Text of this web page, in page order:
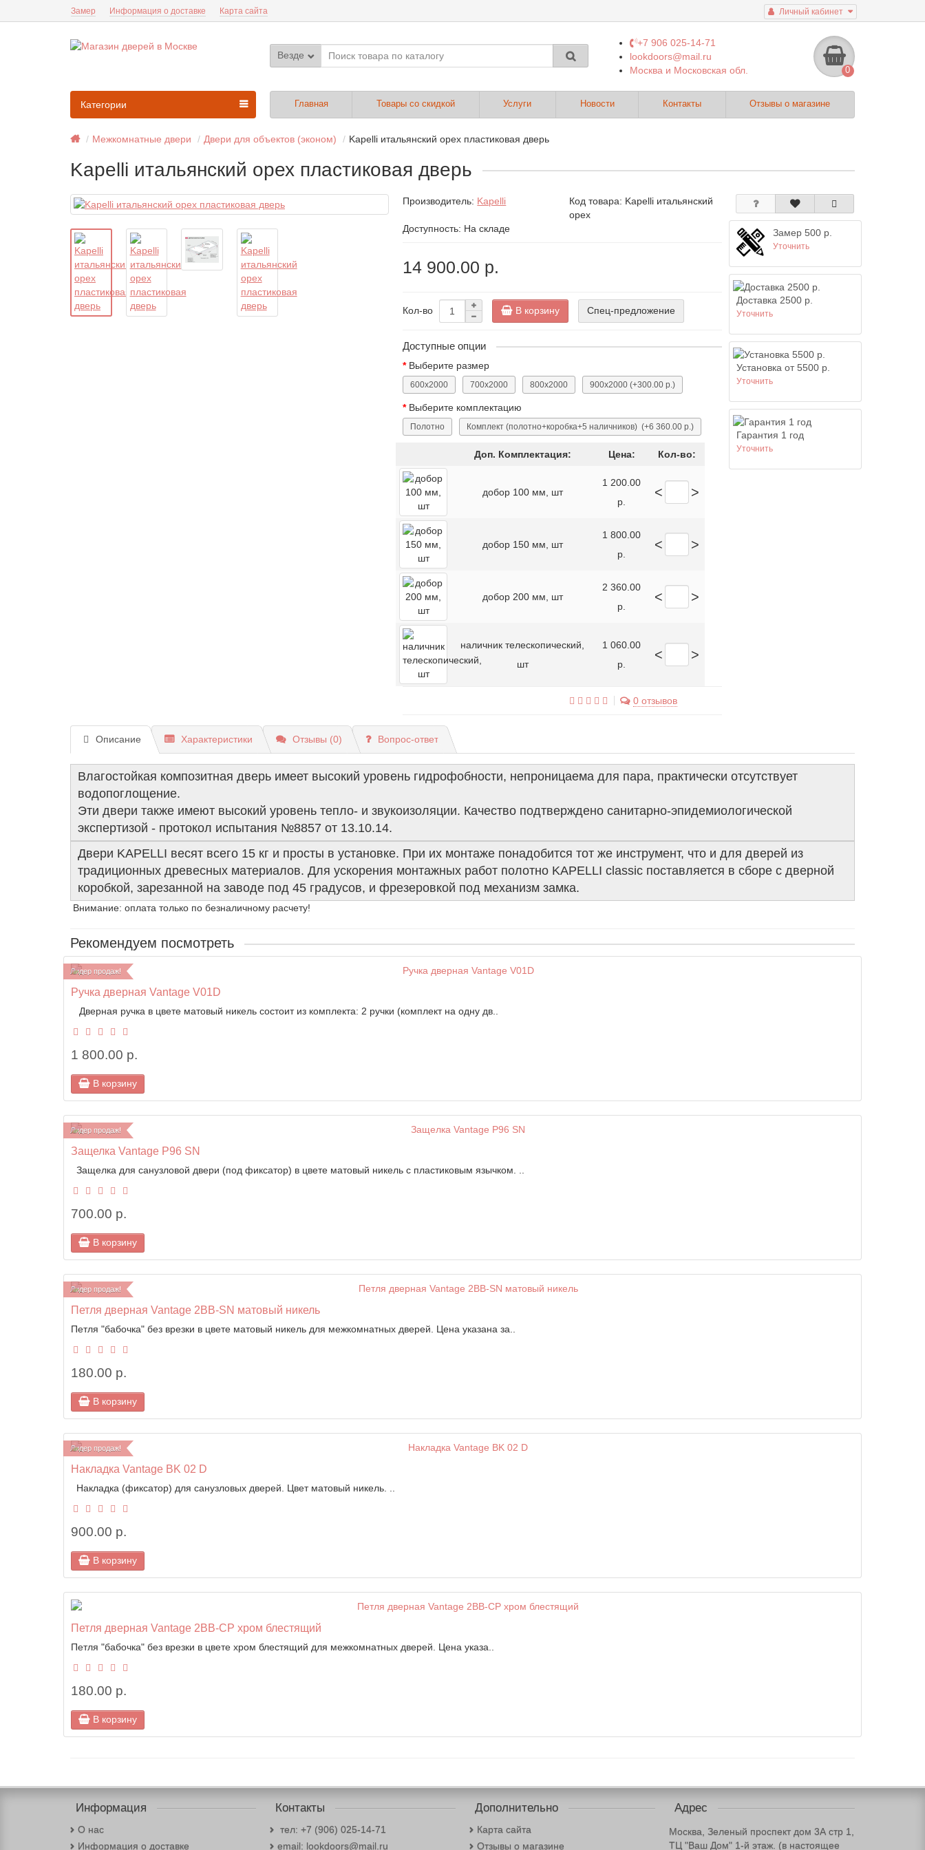
Личный кабинет
Замер Информация о доставке Карта сайта
+7 906 025-14-71
lookdoors@mail.ru
Москва и Московская обл.
0
Везде
Главная Товары со скидкой Услуги Новости Контакты Отзывы о магазине
Категории
Межкомнатные двери Двери для объектов (эконом) Kapelli итальянский орех пластиковая дверь
Kapelli итальянский орех пластиковая дверь
Производитель: Kapelli Код товара: Kapelli итальянский
орех
Доступность: На складе
14 900.00 р.
Кол-во В корзину Спец-предложение
Доступные опции
Выберите размер
600x2000 700x2000 800x2000 900x2000 (+300.00 р.)
Выберите комплектацию
Полотно Комплект (полотно+коробка+5 наличников) (+6 360.00 р.)
Доп. Комплектация: Цена: Кол-во:
добор 100 мм, шт
1 200.00
р.
< >
добор 150 мм, шт
1 800.00
р.
< >
добор 200 мм, шт
2 360.00
р.
< >
наличник телескопический,
шт
1 060.00
р.
< >
0 отзывов
Замер 500 р.
Уточнить
Доставка 2500 р.
Уточнить
Установка от 5500 р.
Уточнить
Гарантия 1 год
Уточнить
Описание Характеристики Отзывы (0) Вопрос-ответ
Влагостойкая композитная дверь имеет высокий уровень гидрофобности, непроницаема для пара, практически отсутствует
водопоглощение.
Эти двери также имеют высокий уровень тепло- и звукоизоляции. Качество подтверждено санитарно-эпидемиологической
экспертизой - протокол испытания №8857 от 13.10.14.
Двери KAPELLI весят всего 15 кг и просты в установке. При их монтаже понадобится тот же инструмент, что и для дверей из
традиционных древесных материалов. Для ускорения монтажных работ полотно KAPELLI classic поставляется в сборе с дверной
коробкой, зарезанной на заводе под 45 градусов, и фрезеровкой под механизм замка.
Внимание: оплата только по безналичному расчету!
Рекомендуем посмотреть
Лидер продаж!
Ручка дверная Vantage V01D
Дверная ручка в цвете матовый никель состоит из комплекта: 2 ручки (комплект на одну дв..
1 800.00 р.
В корзину
Лидер продаж!
Защелка Vantage P96 SN
Защелка для санузловой двери (под фиксатор) в цвете матовый никель с пластиковым язычком. ..
700.00 р.
В корзину
Лидер продаж!
Петля дверная Vantage 2BB-SN матовый никель
Петля "бабочка" без врезки в цвете матовый никель для межкомнатных дверей. Цена указана за..
180.00 р.
В корзину
Лидер продаж!
Накладка Vantage BK 02 D
Накладка (фиксатор) для санузловых дверей. Цвет матовый никель. ..
900.00 р.
В корзину
Петля дверная Vantage 2BB-CP хром блестящий
Петля "бабочка" без врезки в цвете хром блестящий для межкомнатных дверей. Цена указа..
180.00 р.
В корзину
Информация
О нас
Информация о доставке
Контакты
тел: +7 (906) 025-14-71
email: lookdoors@mail.ru
Дополнительно
Карта сайта
Отзывы о магазине
Адрес
Москва, Зеленый проспект дом 3А стр 1,
ТЦ "Ваш Дом" 1-й этаж. (в настоящее